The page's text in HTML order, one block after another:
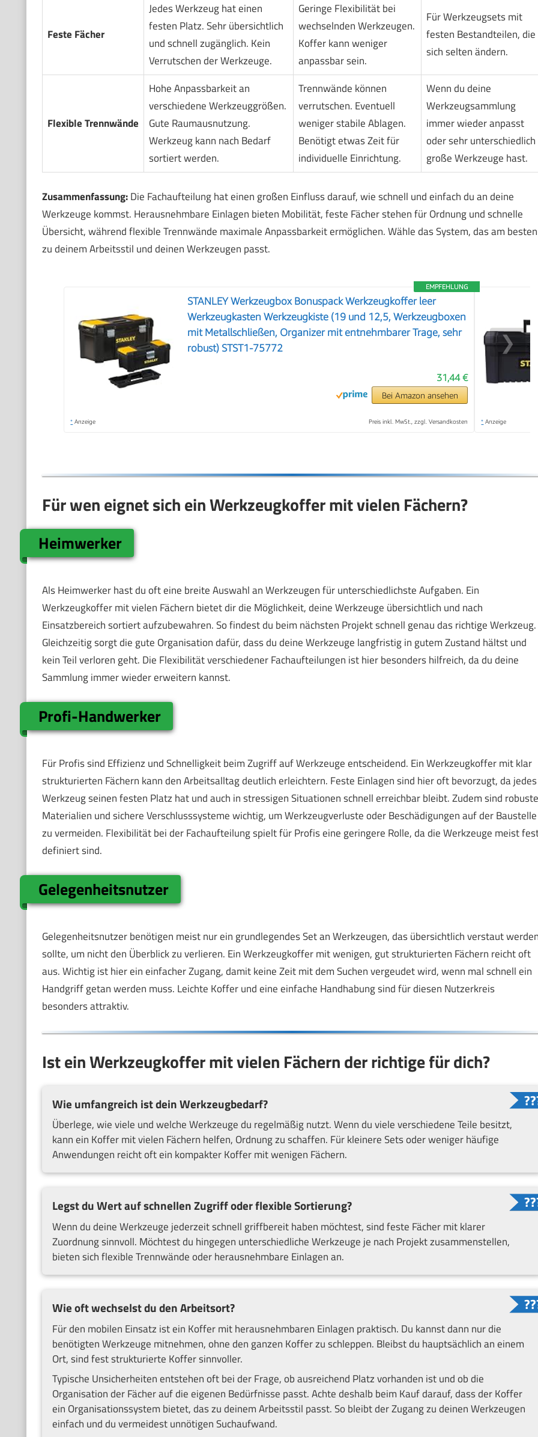
Feste Fächer
Jedes Werkzeug hat einen
festen Platz. Sehr übersichtlich
und schnell zugänglich. Kein
Verrutschen der Werkzeuge.
Geringe Flexibilität bei
wechselnden Werkzeugen.
Koffer kann weniger
anpassbar sein.
Für Werkzeugsets mit
festen Bestandteilen, die
sich selten ändern.
Flexible Trennwände
Hohe Anpassbarkeit an
verschiedene Werkzeuggrößen.
Gute Raumausnutzung.
Werkzeug kann nach Bedarf
sortiert werden.
Trennwände können
verrutschen. Eventuell
weniger stabile Ablagen.
Benötigt etwas Zeit für
individuelle Einrichtung.
Wenn du deine
Werkzeugsammlung
immer wieder anpasst
oder sehr unterschiedlich
große Werkzeuge hast.
Zusammenfassung:Die Fachaufteilung hat einen großen Einfluss darauf, wie schnell und einfach du an deine
Werkzeuge kommst. Herausnehmbare Einlagen bieten Mobilität, feste Fächer stehen für Ordnung und schnelle
Übersicht, während flexible Trennwände maximale Anpassbarkeit ermöglichen. Wähle das System, das am besten
zu deinem Arbeitsstil und deinen Werkzeugen passt.
EMPFEHLUNG
STANLEY Werkzeugbox Bonuspack Werkzeugkoffer leer
Werkzeugkasten Werkzeugkiste (19 und 12,5, Werkzeugboxen
mit Metallschließen, Organizer mit entnehmbarer Trage, sehr
robust) STST1-75772
31,44 €
Bei Amazon ansehen
* Anzeige Preis inkl. MwSt., zzgl. Versandkosten * Anzeige
❯
Für wen eignet sich ein Werkzeugkoffer mit vielen Fächern?
Heimwerker
Als Heimwerker hast du oft eine breite Auswahl an Werkzeugen für unterschiedlichste Aufgaben. Ein
Werkzeugkoffer mit vielen Fächern bietet dir die Möglichkeit, deine Werkzeuge übersichtlich und nach
Einsatzbereich sortiert aufzubewahren. So findest du beim nächsten Projekt schnell genau das richtige Werkzeug.
Gleichzeitig sorgt die gute Organisation dafür, dass du deine Werkzeuge langfristig in gutem Zustand hältst und
kein Teil verloren geht. Die Flexibilität verschiedener Fachaufteilungen ist hier besonders hilfreich, da du deine
Sammlung immer wieder erweitern kannst.
Profi-Handwerker
Für Profis sind Effizienz und Schnelligkeit beim Zugriff auf Werkzeuge entscheidend. Ein Werkzeugkoffer mit klar
strukturierten Fächern kann den Arbeitsalltag deutlich erleichtern. Feste Einlagen sind hier oft bevorzugt, da jedes
Werkzeug seinen festen Platz hat und auch in stressigen Situationen schnell erreichbar bleibt. Zudem sind robuste
Materialien und sichere Verschlusssysteme wichtig, um Werkzeugverluste oder Beschädigungen auf der Baustelle
zu vermeiden. Flexibilität bei der Fachaufteilung spielt für Profis eine geringere Rolle, da die Werkzeuge meist
definiert sind.
Gelegenheitsnutzer
Gelegenheitsnutzer benötigen meist nur ein grundlegendes Set an Werkzeugen, das übersichtlich verstaut
sollte, um nicht den Überblick zu verlieren. Ein Werkzeugkoffer mit wenigen, gut strukturierten Fächern reicht oft
aus. Wichtig ist hier ein einfacher Zugang, damit keine Zeit mit dem Suchen vergeudet wird, wenn mal schnell ein
Handgriff getan werden muss. Leichte Koffer und eine einfache Handhabung sind für diesen Nutzerkreis
besonders attraktiv.
Ist ein Werkzeugkoffer mit vielen Fächern der richtige für dich?
Wie umfangreich ist dein Werkzeugbedarf?
Überlege, wie viele und welche Werkzeuge du regelmäßig nutzt. Wenn du viele verschiedene Teile besitzt,
kann ein Koffer mit vielen Fächern helfen, Ordnung zu schaffen. Für kleinere Sets oder weniger häufige
Anwendungen reicht oft ein kompakter Koffer mit wenigen Fächern.
Legst du Wert auf schnellen Zugriff oder flexible Sortierung?
Wenn du deine Werkzeuge jederzeit schnell griffbereit haben möchtest, sind feste Fächer mit klarer
Zuordnung sinnvoll. Möchtest du hingegen unterschiedliche Werkzeuge je nach Projekt zusammenstellen,
bieten sich flexible Trennwände oder herausnehmbare Einlagen an.
Wie oft wechselst du den Arbeitsort?
Für den mobilen Einsatz ist ein Koffer mit herausnehmbaren Einlagen praktisch. Du kannst dann nur die
benötigten Werkzeuge mitnehmen, ohne den ganzen Koffer zu schleppen. Bleibst du hauptsächlich an einem
Ort, sind fest strukturierte Koffer sinnvoller.
Typische Unsicherheiten entstehen oft bei der Frage, ob ausreichend Platz vorhanden ist und ob die
Organisation der Fächer auf die eigenen Bedürfnisse passt. Achte deshalb beim Kauf darauf, dass der Koffer
ein Organisationssystem bietet, das zu deinem Arbeitsstil passt. So bleibt der Zugang zu deinen Werkzeugen
einfach und du vermeidest unnötigen Suchaufwand.